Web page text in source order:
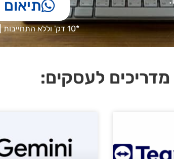
*10 דק' וללא התחייבות | 1 על 1 | מדברים מעשית על העסק שלך
מדריכים לעסקים: